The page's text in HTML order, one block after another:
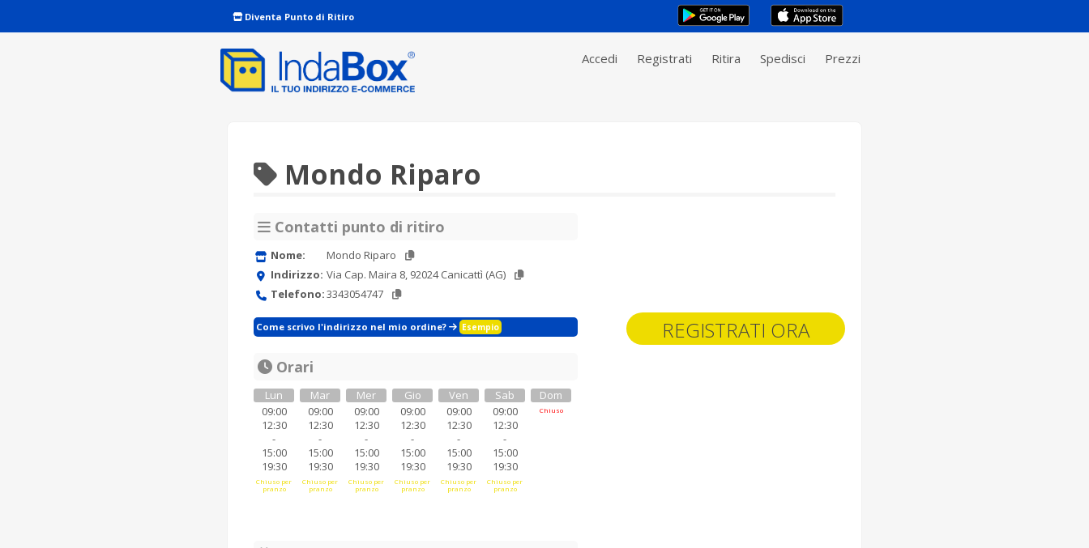
Diventa Punto di Ritiro
Accedi Registrati Ritira Spedisci Prezzi
REGISTRATI ORA
Mondo Riparo
Contatti punto di ritiro
Nome:
Mondo Riparo
Indirizzo: Via Cap. Maira 8, 92024 Canicattì (AG)
Telefono:3343054747
Come scrivo l'indirizzo nel mio ordine? Esempio
Orari
Lun
09:00
12:30
-
15:00
19:30
Chiuso per
pranzo
Mar
09:00
12:30
-
15:00
19:30
Chiuso per
pranzo
Mer
09:00
12:30
-
15:00
19:30
Chiuso per
pranzo
Gio
09:00
12:30
-
15:00
19:30
Chiuso per
pranzo
Ven
09:00
12:30
-
15:00
19:30
Chiuso per
pranzo
Sab
09:00
12:30
-
15:00
19:30
Chiuso per
pranzo
Dom
Chiuso